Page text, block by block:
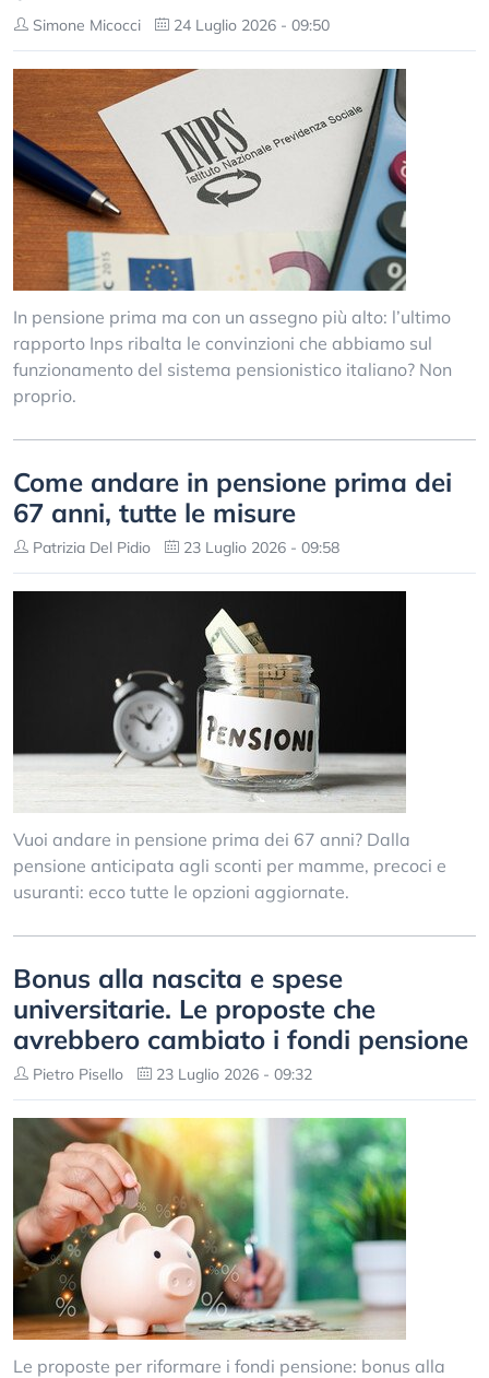
Simone Micocci 24 Luglio 2026 - 09:50
In pensione prima ma con un assegno più alto: l’ultimo
rapporto Inps ribalta le convinzioni che abbiamo sul
funzionamento del sistema pensionistico italiano? Non
proprio.
Come andare in pensione prima dei
67 anni, tutte le misure
Patrizia Del Pidio 23 Luglio 2026 - 09:58
Vuoi andare in pensione prima dei 67 anni? Dalla
pensione anticipata agli sconti per mamme, precoci e
usuranti: ecco tutte le opzioni aggiornate.
Bonus alla nascita e spese
universitarie. Le proposte che
avrebbero cambiato i fondi pensione
Pietro Pisello 23 Luglio 2026 - 09:32
Le proposte per riformare i fondi pensione: bonus alla